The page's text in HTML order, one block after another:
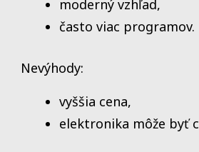
moderný vzhľad,
často viac programov.
Nevýhody:
vyššia cena,
elektronika môže byť